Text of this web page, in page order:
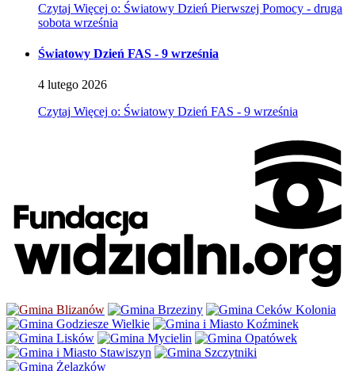
Czytaj Więcej o: Światowy Dzień Pierwszej Pomocy - druga
sobota września
Światowy Dzień FAS - 9 września
4 lutego 2026
Czytaj Więcej o: Światowy Dzień FAS - 9 września